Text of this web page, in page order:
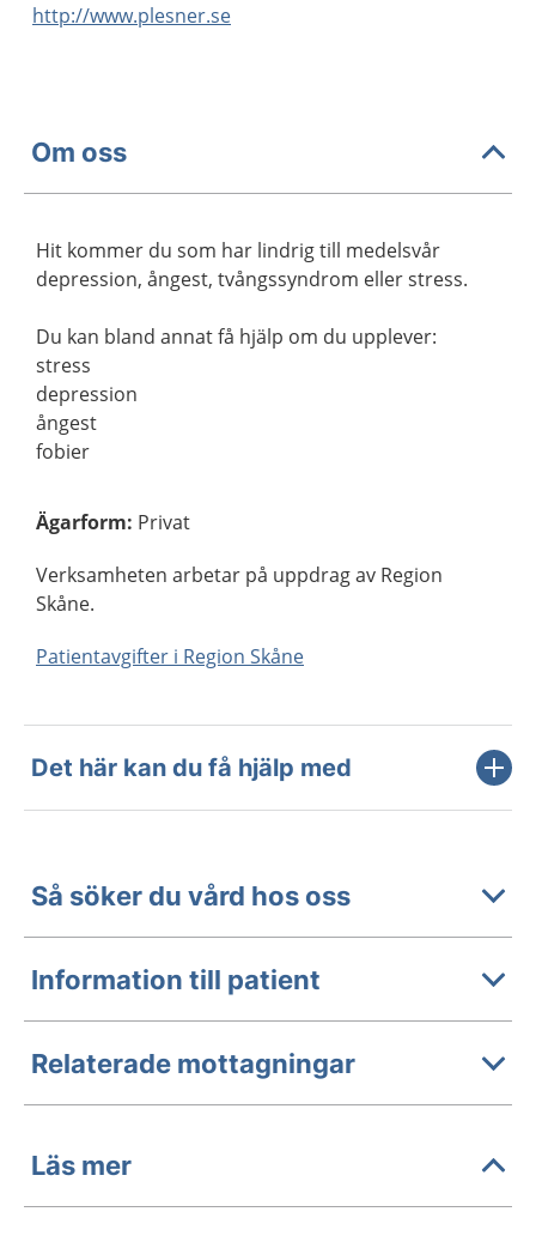
http://www.plesner.se
Om oss
Hit kommer du som har lindrig till medelsvår
depression, ångest, tvångssyndrom eller stress.
Du kan bland annat få hjälp om du upplever:
stress
depression
ångest
fobier
Ägarform: Privat
Verksamheten arbetar på uppdrag av Region
Skåne.
Patientavgifter i Region Skåne
Det här kan du få hjälp med
Så söker du vård hos oss
Information till patient
Relaterade mottagningar
Läs mer